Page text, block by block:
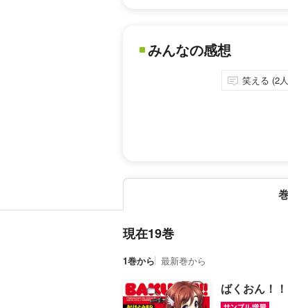
みんなの感想
笑える (2
現在19巻
1巻から 最新巻から
ばくおん！